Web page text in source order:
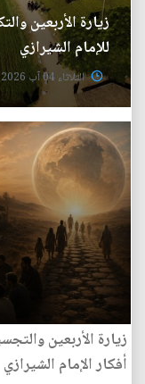
زيارة الأربعين
للإمام الشيرازي
الثلاثاء 04 آب 2026
زيارة الأربعين
أفكار الإمام الشيرازي